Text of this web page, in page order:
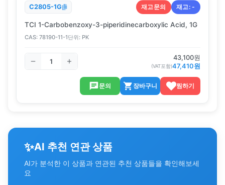
C2805-1G 재고문의 재고:-
TCI 1-Carbobenzoxy-3-piperidinecarboxylic Acid, 1G
CAS: 78190-11-1단위: PK
43,100원
(VAT포함)47,410원
문의 장바구니 찜하기
✨AI 추천 연관 상품
AI가 분석한 이 상품과 연관된 추천 상품들을 확인해보세
요